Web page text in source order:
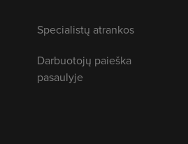
Specialistų atrankos
Darbuotojų paieška
pasaulyje